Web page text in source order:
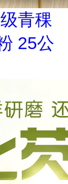
青稞
25公